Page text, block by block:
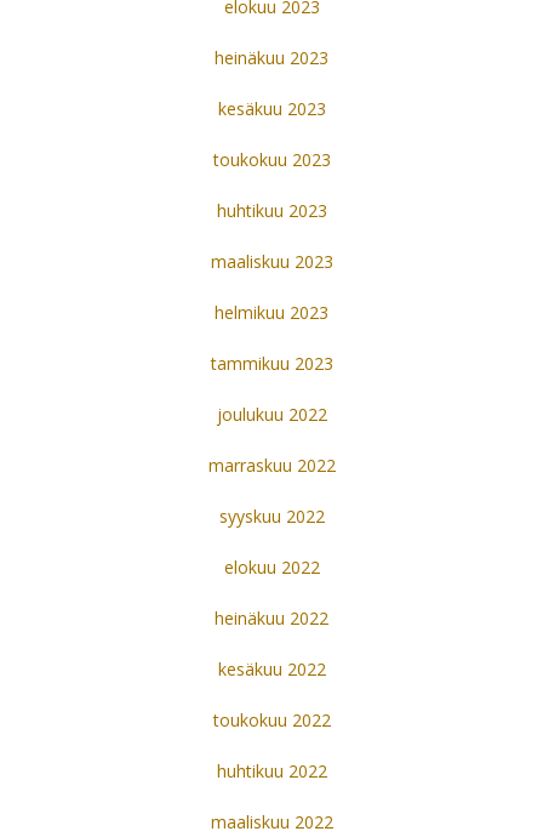
elokuu 2023
heinäkuu 2023
kesäkuu 2023
toukokuu 2023
huhtikuu 2023
maaliskuu 2023
helmikuu 2023
tammikuu 2023
joulukuu 2022
marraskuu 2022
syyskuu 2022
elokuu 2022
heinäkuu 2022
kesäkuu 2022
toukokuu 2022
huhtikuu 2022
maaliskuu 2022